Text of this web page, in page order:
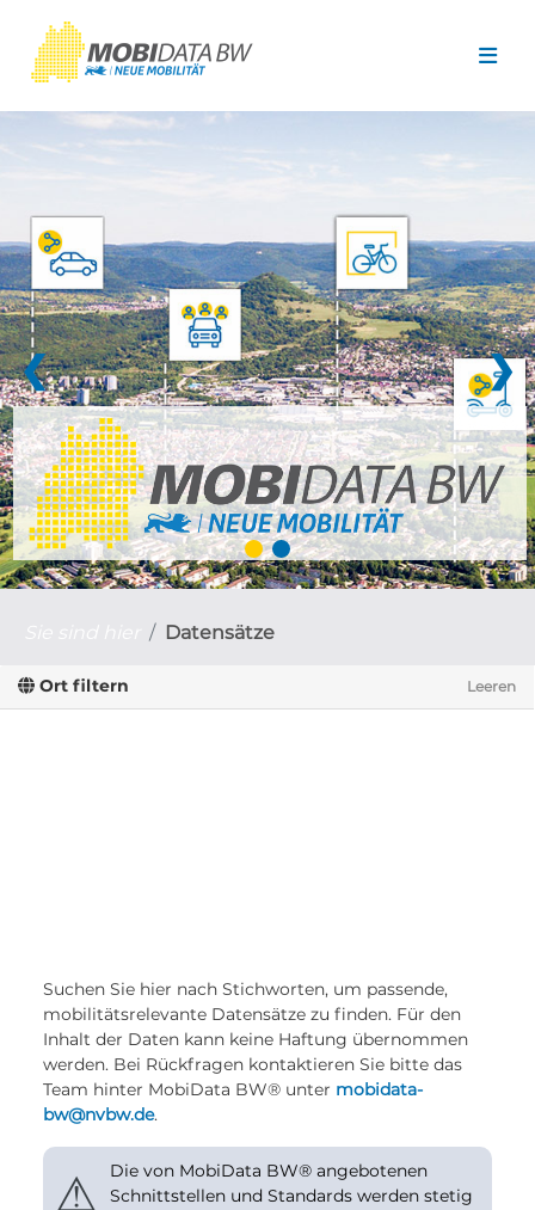
❮ ❯
Datensätze
Ort filtern Leeren
Suchen Sie hier nach Stichworten, um passende,
mobilitätsrelevante Datensätze zu finden. Für den
Inhalt der Daten kann keine Haftung übernommen
werden. Bei Rückfragen kontaktieren Sie bitte das
Team hinter MobiData BW® unter mobidata-
bw@nvbw.de.
⚠
Die von MobiData BW® angebotenen
Schnittstellen und Standards werden stetig